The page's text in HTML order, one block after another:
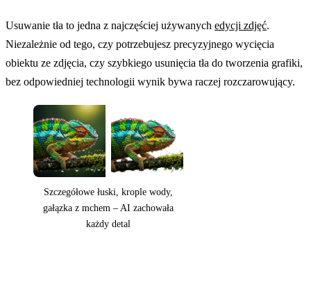
Usuwanie tła to jedna z najczęściej używanych edycji zdjęć.
Niezależnie od tego, czy potrzebujesz precyzyjnego wycięcia
obiektu ze zdjęcia, czy szybkiego usunięcia tła do tworzenia grafiki,
bez odpowiedniej technologii wynik bywa raczej rozczarowujący.
Szczegółowe łuski, krople wody,
gałązka z mchem – AI zachowała
każdy detal